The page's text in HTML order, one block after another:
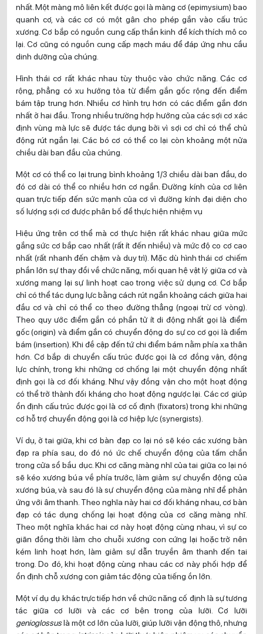
nhất. Một màng mô liên kết được gọi là màng cơ (epimysium) bao
quanh cơ, và các cơ có một gân cho phép gắn vào cấu trúc
xương. Cơ bắp có nguồn cung cấp thần kinh để kích thích mô co
lại. Cơ cũng có nguồn cung cấp mạch máu để đáp ứng nhu cầu
dinh dưỡng của chúng.
Hình thái cơ rất khác nhau tùy thuộc vào chức năng. Các cơ
rộng, phẳng có xu hướng tỏa từ điểm gắn gốc rộng đến điểm
bám tập trung hơn. Nhiều cơ hình trụ hơn có các điểm gắn đơn
nhất ở hai đầu. Trong nhiều trường hợp hướng của các sợi cơ xác
định vùng mà lực sẽ được tác dụng bởi vì sợi cơ chỉ có thể chủ
động rút ngắn lại. Các bó cơ có thể co lại còn khoảng một nửa
chiều dài ban đầu của chúng.
Một cơ có thể co lại trung bình khoảng 1/3 chiều dài ban đầu, do
đó cơ dài có thể co nhiều hơn cơ ngắn. Đường kính của cơ liên
quan trực tiếp đến sức mạnh của cơ vì đường kính đại diện cho
số lượng sợi cơ được phân bố để thực hiện nhiệm vụ
Hiệu ứng trên cơ thể mà cơ thực hiện rất khác nhau giữa mức
gắng sức cơ bắp cao nhất (rất ít đến nhiều) và mức độ co cơ cao
nhất (rất nhanh đến chậm và duy trì). Mặc dù hình thái cơ chiếm
phần lớn sự thay đổi về chức năng, mối quan hệ vật lý giữa cơ và
xương mang lại sự linh hoạt cao trong việc sử dụng cơ. Cơ bắp
chỉ có thể tác dụng lực bằng cách rút ngắn khoảng cách giữa hai
đầu cơ và chỉ có thể co theo đường thẳng (ngoại trừ cơ vòng).
Theo quy ước điểm gắn có phần tử ít di động nhất gọi là điểm
gốc (origin) và điểm gắn có chuyển động do sự co cơ gọi là điểm
bám (insertion). Khi đề cập đến tứ chi điểm bám nằm phía xa thân
hơn. Cơ bắp di chuyển cấu trúc được gọi là cơ đồng vận, động
lực chính, trong khi những cơ chống lại một chuyển động nhất
định gọi là cơ đối kháng. Như vậy đồng vận cho một hoạt động
có thể trở thành đối kháng cho hoạt động ngược lại. Các cơ giúp
ổn định cấu trúc được gọi là cơ cố định (fixators) trong khi những
cơ hỗ trợ chuyển động gọi là cơ hiệp lực (synergists).
Ví dụ, ở tai giữa, khi cơ bàn đạp co lại nó sẽ kéo các xương bàn
đạp ra phía sau, do đó nó ức chế chuyển động của tấm chắn
trong cửa sổ bầu dục. Khi cơ căng màng nhĩ của tai giữa co lại nó
sẽ kéo xương búa về phía trước, làm giảm sự chuyển động của
xương búa, và sau đó là sự chuyển động của màng nhĩ để phản
ứng với âm thanh. Theo nghĩa này hai cơ đối kháng nhau, cơ bàn
đạp có tác dụng chống lại hoạt động của cơ căng màng nhĩ.
Theo một nghĩa khác hai cơ này hoạt động cùng nhau, vì sự co
giãn đồng thời làm cho chuỗi xương con cứng lại hoặc trở nên
kém linh hoạt hơn, làm giảm sự dẫn truyền âm thanh đến tai
trong. Do đó, khi hoạt động cùng nhau các cơ này phối hợp để
ổn định chỗ xương con giảm tác động của tiếng ồn lớn.
Một ví dụ dụ khác trực tiếp hơn về chức năng cố định là sự tương
tác giữa cơ lưỡi và các cơ bên trong của lưỡi. Cơ lưỡi
genioglossuslà một cơ lớn của lưỡi, giúp lưỡi vận động thô, nhưng